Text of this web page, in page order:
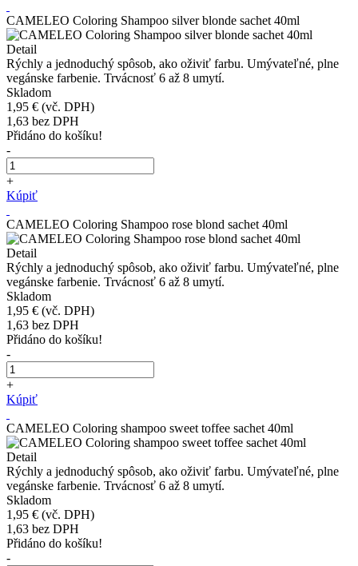
CAMELEO Coloring Shampoo silver blonde sachet 40ml
Detail
Rýchly a jednoduchý spôsob, ako oživiť farbu. Umývateľné, plne
vegánske farbenie. Trvácnosť 6 až 8 umytí.
Skladom
1,95 € (vč. DPH)
1,63 bez DPH
Přidáno do košíku!
-
+
Kúpiť
CAMELEO Coloring Shampoo rose blond sachet 40ml
Detail
Rýchly a jednoduchý spôsob, ako oživiť farbu. Umývateľné, plne
vegánske farbenie. Trvácnosť 6 až 8 umytí.
Skladom
1,95 € (vč. DPH)
1,63 bez DPH
Přidáno do košíku!
-
+
Kúpiť
CAMELEO Coloring shampoo sweet toffee sachet 40ml
Detail
Rýchly a jednoduchý spôsob, ako oživiť farbu. Umývateľné, plne
vegánske farbenie. Trvácnosť 6 až 8 umytí.
Skladom
1,95 € (vč. DPH)
1,63 bez DPH
Přidáno do košíku!
-